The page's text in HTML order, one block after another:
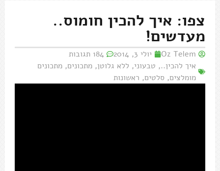
צפו: איך להכין חומוס..
מעדשים!
Oz Telem יולי 3, 2014
184 תגובות
איך להכין.., טבעוני, ללא גלוטן, מתכונים, מתכונים
מומלצים, סלטים, ראשונות